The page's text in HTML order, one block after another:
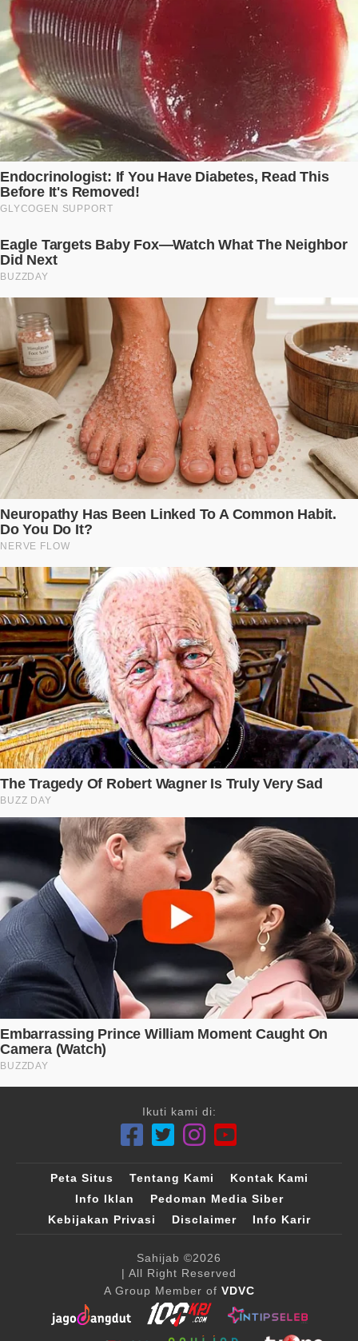
Ikuti kami di:
Peta Situs Tentang Kami
Kontak Kami
Info Iklan
Pedoman Media Siber
Kebijakan Privasi
Disclaimer Info Karir
Sahijab ©2026
| All Right Reserved
A Group Member of VDVC